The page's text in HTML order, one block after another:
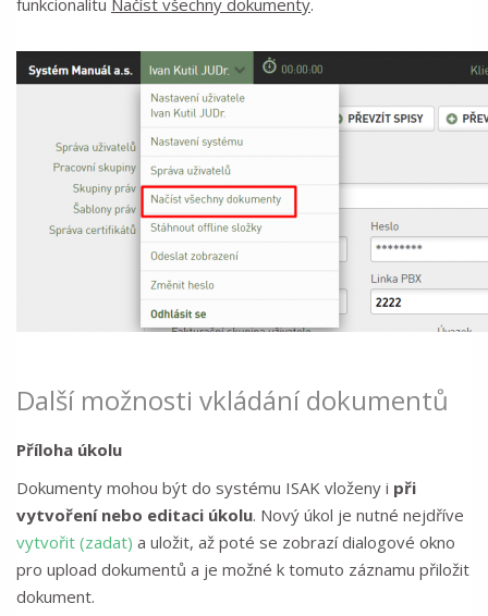
funkcionalitu Načíst všechny dokumenty.
Další možnosti vkládání dokumentů
Příloha úkolu
Dokumenty mohou být do systému ISAK vloženy i při
vytvoření nebo editaci úkolu. Nový úkol je nutné nejdříve
vytvořit (zadat) a uložit, až poté se zobrazí dialogové okno
pro upload dokumentů a je možné k tomuto záznamu přiložit
dokument.